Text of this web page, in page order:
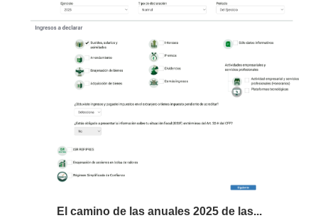
El camino de las anuales 2025 de las...